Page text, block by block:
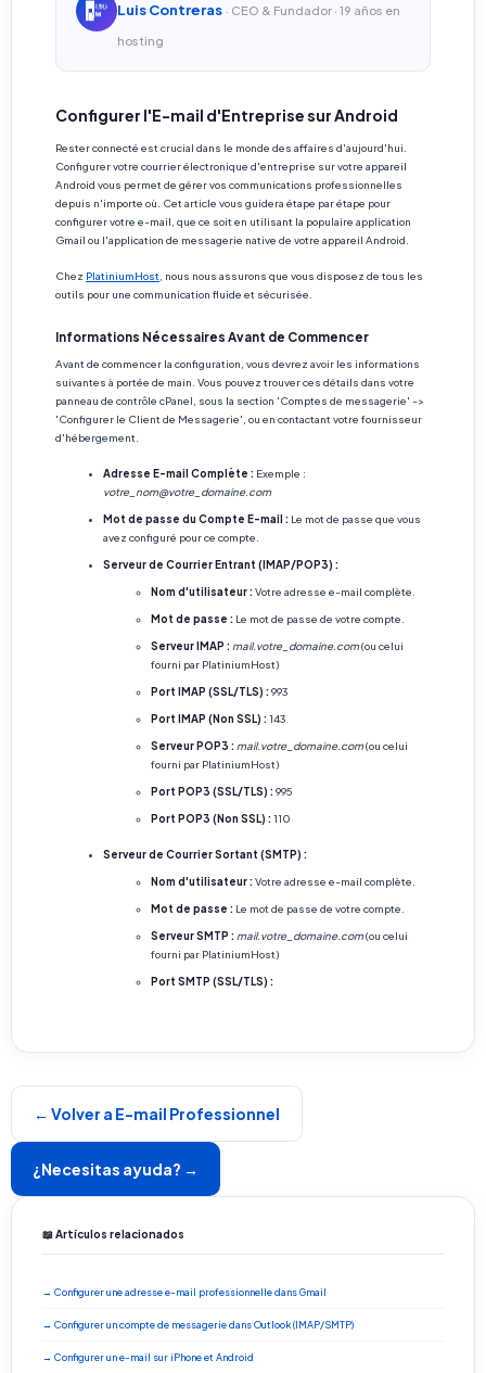
Luis Contreras · CEO & Fundador · 19 años en
hosting
Configurer l'E-mail d'Entreprise sur Android
Rester connecté est crucial dans le monde des affaires d'aujourd'hui.
Configurer votre courrier électronique d'entreprise sur votre appareil
Android vous permet de gérer vos communications professionnelles
depuis n'importe où. Cet article vous guidera étape par étape pour
configurer votre e-mail, que ce soit en utilisant la populaire application
Gmail ou l'application de messagerie native de votre appareil Android.
Chez PlatiniumHost , nous nous assurons que vous disposez de tous les
outils pour une communication fluide et sécurisée.
Informations Nécessaires Avant de Commencer
Avant de commencer la configuration, vous devrez avoir les informations
suivantes à portée de main. Vous pouvez trouver ces détails dans votre
panneau de contrôle cPanel, sous la section 'Comptes de messagerie' ->
'Configurer le Client de Messagerie', ou en contactant votre fournisseur
d'hébergement.
Adresse E-mail Complète : Exemple :
votre_nom@votre_domaine.com
Mot de passe du Compte E-mail : Le mot de passe que vous
avez configuré pour ce compte.
Serveur de Courrier Entrant (IMAP/POP3) :
Nom d'utilisateur : Votre adresse e-mail complète.
Mot de passe : Le mot de passe de votre compte.
Serveur IMAP : mail.votre_domaine.com(ou celui
fourni par PlatiniumHost)
Port IMAP (SSL/TLS) : 993
Port IMAP (Non SSL) : 143
Serveur POP3 : mail.votre_domaine.com(ou celui
fourni par PlatiniumHost)
Port POP3 (SSL/TLS) : 995
Port POP3 (Non SSL) : 110
Serveur de Courrier Sortant (SMTP) :
Nom d'utilisateur : Votre adresse e-mail complète.
Mot de passe : Le mot de passe de votre compte.
Serveur SMTP : mail.votre_domaine.com(ou celui
fourni par PlatiniumHost)
Port SMTP (SSL/TLS) :
← Volver a E-mail Professionnel
¿Necesitas ayuda? →
📖 Artículos relacionados
→ Configurer une adresse e-mail professionnelle dans Gmail
→ Configurer un compte de messagerie dans Outlook (IMAP/SMTP)
→ Configurer un e-mail sur iPhone et Android